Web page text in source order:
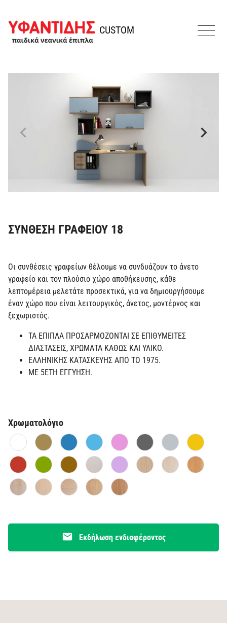
ΣΥΝΘΕΣΗ ΓΡΑΦΕΙΟΥ 18
Οι συνθέσεις γραφείων θέλουμε να συνδυάζουν το άνετο
γραφείο και τον πλούσιο χώρο αποθήκευσης, κάθε
λεπτομέρεια μελετάτε προσεκτικά, για να δημιουργήσουμε
έναν χώρο που είναι λειτουργικός, άνετος, μοντέρνος και
ξεχωριστός.
ΤΑ ΕΠΙΠΛΑ ΠΡΟΣΑΡΜΟΖΟΝΤΑΙ ΣΕ ΕΠΙΘΥΜΕΙΤΕΣ
ΔΙΑΣΤΑΣΕΙΣ, ΧΡΩΜΑΤΑ ΚΑΘΩΣ ΚΑΙ ΥΛΙΚΟ.
ΕΛΛΗΝΙΚΗΣ ΚΑΤΑΣΚΕΥΗΣ ΑΠΟ ΤΟ 1975.
ΜΕ 5ΕΤΗ ΕΓΓΥΗΣΗ.
Χρωματολόγιο
email Εκδήλωση ενδιαφέροντος
CUSTOM
MENU